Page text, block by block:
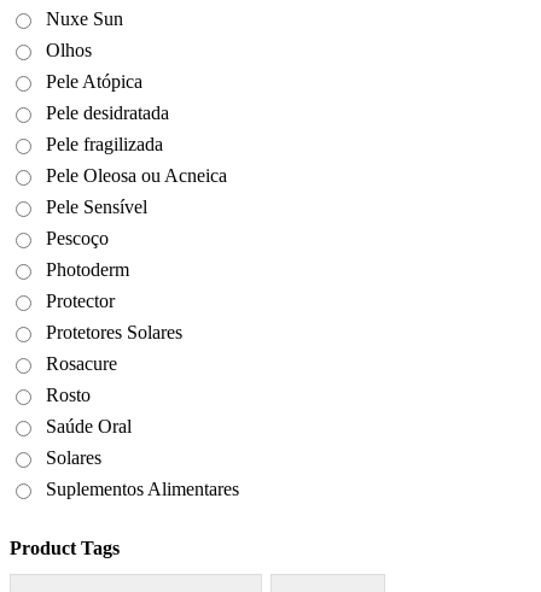
Nuxe Sun
Olhos
Pele Atópica
Pele desidratada
Pele fragilizada
Pele Oleosa ou Acneica
Pele Sensível
Pescoço
Photoderm
Protector
Protetores Solares
Rosacure
Rosto
Saúde Oral
Solares
Suplementos Alimentares
Product Tags